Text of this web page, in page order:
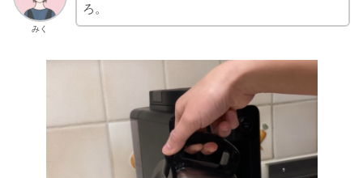
みく
ろ。